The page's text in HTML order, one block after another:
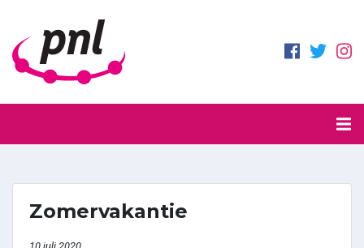
Zomervakantie